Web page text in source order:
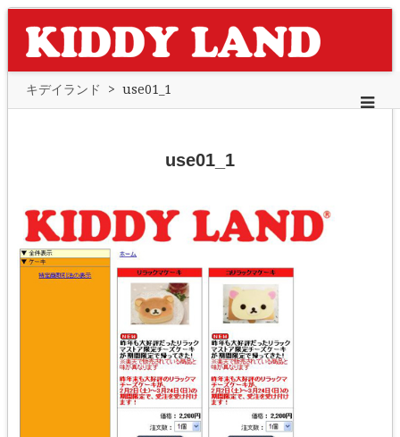
キデイランド > use01_1
use01_1